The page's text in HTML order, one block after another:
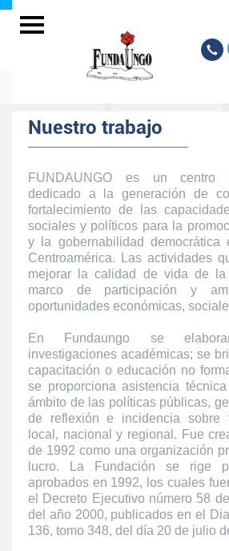
Nuestro trabajo
FUNDAUNGO es un centro
dedicado a la generación de
fortalecimiento de las
sociales y políticos para la
y la gobernabilidad
Centroamérica. Las actividades
mejorar la calidad de vida de
marco de participación y
oportunidades económicas,
En Fundaungo se
investigaciones académicas; se
capacitación o educación no
se proporciona asistencia
ámbito de las políticas públicas,
de reflexión e incidencia sobre
local, nacional y regional. Fue
de 1992 como una organización
lucro. La Fundación se rige
aprobados en 1992, los cuales
el Decreto Ejecutivo número 58
del año 2000, publicados en el
136, tomo 348, del día 20 de julio